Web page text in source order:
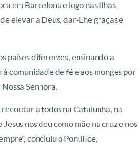
em Barcelona e logo nas Ilhas
elevar a Deus, dar-Lhe graças e
países diferentes, ensinando a
comunidade de fé e aos monges por
Senhora.
a todos na Catalunha, na
nos deu como mãe na cruz e nos
concluiu o Pontífice,